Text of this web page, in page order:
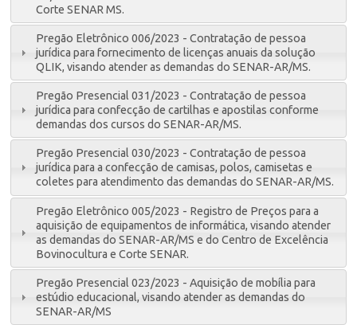
Corte SENAR MS.
Pregão Eletrônico 006/2023 - Contratação de pessoa
jurídica para fornecimento de licenças anuais da solução
QLIK, visando atender as demandas do SENAR-AR/MS.
Pregão Presencial 031/2023 - Contratação de pessoa
jurídica para confecção de cartilhas e apostilas conforme
demandas dos cursos do SENAR-AR/MS.
Pregão Presencial 030/2023 - Contratação de pessoa
jurídica para a confecção de camisas, polos, camisetas e
coletes para atendimento das demandas do SENAR-AR/MS.
Pregão Eletrônico 005/2023 - Registro de Preços para a
aquisição de equipamentos de informática, visando atender
as demandas do SENAR-AR/MS e do Centro de Excelência
Bovinocultura e Corte SENAR.
Pregão Presencial 023/2023 - Aquisição de mobília para
estúdio educacional, visando atender as demandas do
SENAR-AR/MS